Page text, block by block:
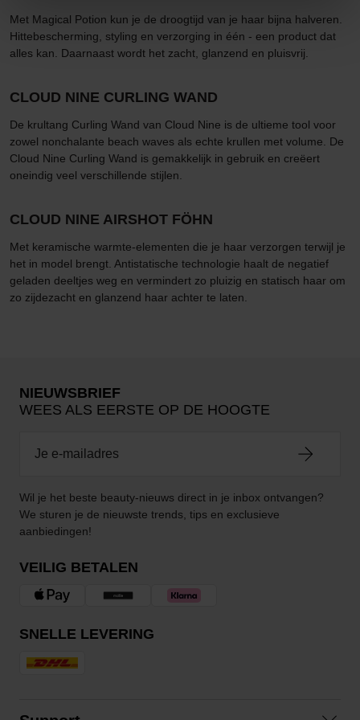
Met Magical Potion kun je de droogtijd van je haar bijna halveren.
Hittebescherming, styling en verzorging in één - een product dat
alles kan. Daarnaast wordt het zacht, glanzend en pluisvrij.
CLOUD NINE CURLING WAND
De krultang Curling Wand van Cloud Nine is de ultieme tool voor
zowel nonchalante beach waves als echte krullen met volume. De
Cloud Nine Curling Wand is gemakkelijk in gebruik en creëert
oneindig veel verschillende stijlen.
CLOUD NINE AIRSHOT FÖHN
Met keramische warmte-elementen die je haar verzorgen terwijl je
het in model brengt. Antistatische technologie haalt de negatief
geladen deeltjes weg en vermindert zo pluizig en statisch haar om
zo zijdezacht en glanzend haar achter te laten.
NIEUWSBRIEF
WEES ALS EERSTE OP DE HOOGTE
Wil je het beste beauty-nieuws direct in je inbox ontvangen?
We sturen je de nieuwste trends, tips en exclusieve
aanbiedingen!
VEILIG BETALEN
SNELLE LEVERING